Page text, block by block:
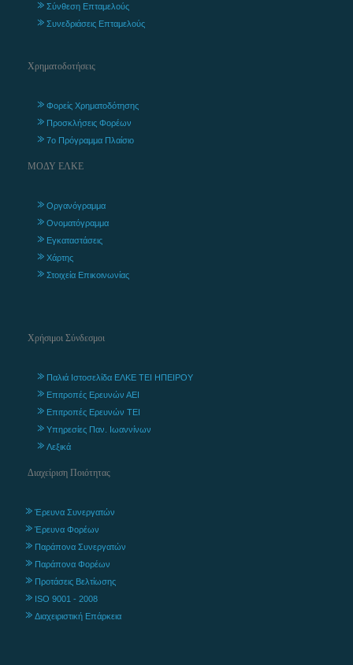
Σύνθεση Επταμελούς
Συνεδριάσεις Επταμελούς
Χρηματοδοτήσεις
Φορείς Χρηματοδότησης
Προσκλήσεις Φορέων
7ο Πρόγραμμα Πλαίσιο
ΜΟΔΥ ΕΛΚΕ
Οργανόγραμμα
Ονοματόγραμμα
Εγκαταστάσεις
Χάρτης
Στοιχεία Επικοινωνίας
Χρήσιμοι Σύνδεσμοι
Παλιά Ιστοσελίδα ΕΛΚΕ ΤΕΙ ΗΠΕΙΡΟΥ
Επιτροπές Ερευνών ΑΕΙ
Επιτροπές Ερευνών ΤΕΙ
Υπηρεσίες Παν. Ιωαννίνων
Λεξικά
Διαχείριση Ποιότητας
Έρευνα Συνεργατών
Έρευνα Φορέων
Παράπονα Συνεργατών
Παράπονα Φορέων
Προτάσεις Βελτίωσης
ISO 9001 - 2008
Διαχειριστική Επάρκεια